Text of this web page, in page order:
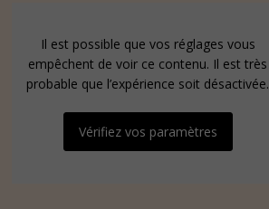
Il est possible que vos réglages vous
empêchent de voir ce contenu. Il est très
probable que l’expérience soit désactivée.
Vérifiez vos paramètres